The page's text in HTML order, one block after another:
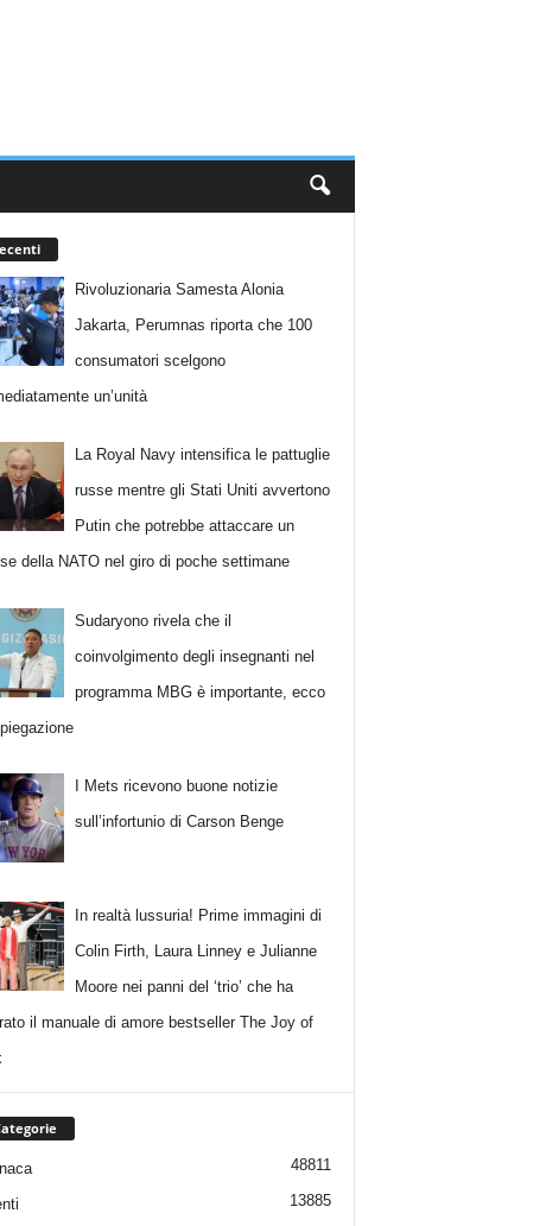
Rivoluzionaria Samesta Alonia
Jakarta, Perumnas riporta che 100
consumatori scelgono
un’unità
La Royal Navy intensifica le pattuglie
russe mentre gli Stati Uniti avvertono
Putin che potrebbe attaccare un
della NATO nel giro di poche settimane
Sudaryono rivela che il
coinvolgimento degli insegnanti nel
programma MBG è importante, ecco
I Mets ricevono buone notizie
sull’infortunio di Carson Benge
In realtà lussuria! Prime immagini di
Colin Firth, Laura Linney e Julianne
Moore nei panni del ‘trio’ che ha
il manuale di amore bestseller The Joy of
48811
13885